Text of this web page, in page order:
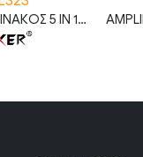
CONTROLLER ΠΙΝΑΚΟΣ 5 ΙΝ 1 RGB+CCT 2.4GHz (LS2S)